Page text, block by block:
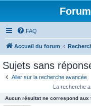
FAQ
Accueil du forum
Sujets sans
Aller sur la recherche avancée
La recherche
Aucun résultat ne correspond aux